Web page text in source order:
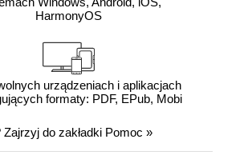
HarmonyOS
urządzeniach i aplikacjach
formaty: PDF, EPub, Mobi
do zakładki Pomoc »